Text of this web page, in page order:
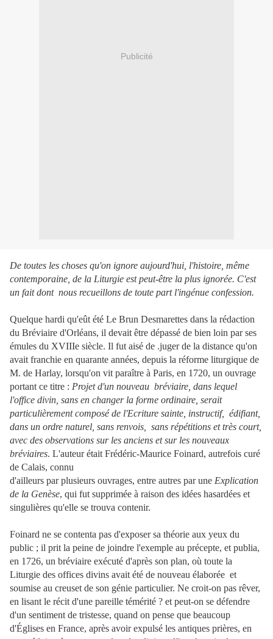
Publicité
De toutes les choses qu'on ignore aujourd'hui, l'histoire, même
contemporaine, de la Liturgie est peut-être la plus ignorée. C'est
un fait dont nous recueillons de toute part l'ingénue confession.
Quelque hardi qu'eût été Le Brun Desmarettes dans la rédaction
du Bréviaire d'Orléans, il devait être dépassé de bien loin par ses
émules du XVIIIe siècle. Il fut aisé de .juger de la distance qu'on
avait franchie en quarante années, depuis la réforme liturgique de
M. de Harlay, lorsqu'on vit paraître à Paris, en 1720, un ouvrage
portant ce titre : Projet d'un nouveau bréviaire, dans lequel
l'office divin, sans en changer la forme ordinaire, serait
particulièrement composé de l'Ecriture sainte, instructif, édifiant,
dans un ordre naturel, sans renvois, sans répétitions et très court,
avec des observations sur les anciens et sur les nouveaux
bréviaires. L'auteur était Frédéric-Maurice Foinard, autrefois curé
de Calais, connu
d'ailleurs par plusieurs ouvrages, entre autres par une Explication
de la Genèse, qui fut supprimée à raison des idées hasardées et
singulières qu'elle se trouva contenir.
Foinard ne se contenta pas d'exposer sa théorie aux yeux du
public ; il prit la peine de joindre l'exemple au précepte, et publia,
en 1726, un bréviaire exécuté d'après son plan, où toute la
Liturgie des offices divins avait été de nouveau élaborée et
soumise au creuset de son génie particulier. Ne croit-on pas rêver,
en lisant le récit d'une pareille témérité ? et peut-on se défendre
d'un sentiment de tristesse, quand on pense que beaucoup
d'Églises en France, après avoir expulsé les antiques prières, en